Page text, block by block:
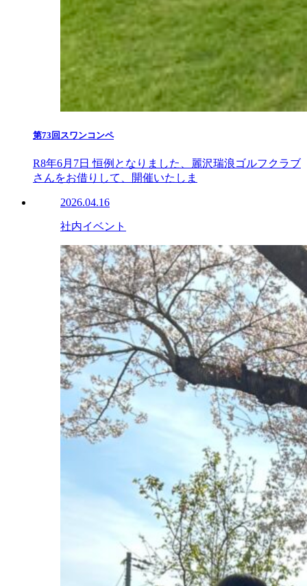
第73回スワンコンペ
R8年6月7日 恒例となりました、麗沢瑞浪ゴルフクラブ
さんをお借りして、開催いたしま
2026.04.16
社内イベント